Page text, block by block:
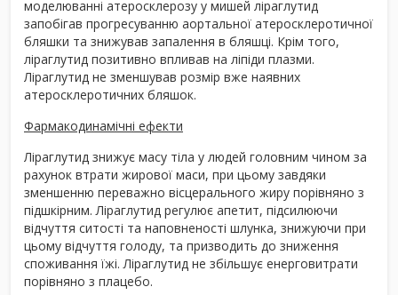
моделюванні атеросклерозу у мишей ліраглутид
запобігав прогресуванню аортальної атеросклеротичної
бляшки та знижував запалення в бляшці. Крім того,
ліраглутид позитивно впливав на ліпіди плазми.
Ліраглутид не зменшував розмір вже наявних
атеросклеротичних бляшок.
Фармакодинамічні ефекти
Ліраглутид знижує масу тіла у людей головним чином за
рахунок втрати жирової маси, при цьому завдяки
зменшенню переважно вісцерального жиру порівняно з
підшкірним. Ліраглутид регулює апетит, підсилюючи
відчуття ситості та наповненості шлунка, знижуючи при
цьому відчуття голоду, та призводить до зниження
споживання їжі. Ліраглутид не збільшує енерговитрати
порівняно з плацебо.